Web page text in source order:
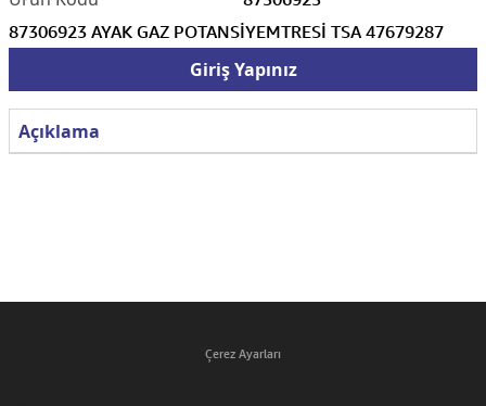
87306923 AYAK GAZ POTANSİYEMTRESİ TSA 47679287
Giriş Yapınız
Açıklama
Çerez Ayarları